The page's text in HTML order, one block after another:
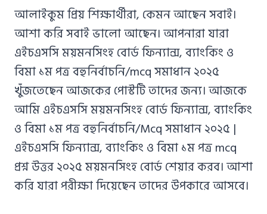
Azizul
Haque
আলাইকুম প্রিয় শিক্ষার্থীরা, কেমন আছেন সবাই।
আশা করি সবাই ভালো আছেন। আপনারা যারা
এইচএসসি ময়মনসিংহ বোর্ড ফিন্যান্স, ব্যাংকিং ও
বিমা ১ম পত্র বহুনির্বাচনি/mcq সমাধান ২০২৫
খুঁজতেছেন আজকের পোস্টটি তাদের জন্য। আজকে
আমি এইচএসসি ময়মনসিংহ বোর্ড ফিন্যান্স, ব্যাংকিং
ও বিমা ১ম পত্র বহুনির্বাচনি/Mcq সমাধান ২০২৫ |
এইচএসসি ফিন্যান্স, ব্যাংকিং ও বিমা ১ম পত্র mcq
প্রশ্ন উত্তর ২০২৫ ময়মনসিংহ বোর্ড শেয়ার করব। আশা
করি যারা পরীক্ষা দিয়েছেন তাদের উপকারে আসবে।